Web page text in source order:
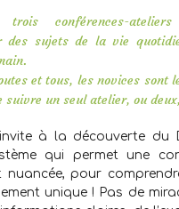
conférences-
des sujets de la vie
et tous, les novices sont
suivre un seul atelier, ou
à la découverte du
qui permet une
nuancée, pour
unique ! Pas de